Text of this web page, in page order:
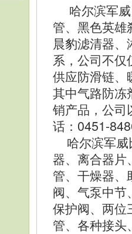
哈尔滨军
管、黑色英
晨豹滤清器
系，公司不
供应防滑链、
其中气路防冻
销产品，公司
话：0451-
哈尔滨军威
器、离合器
管、干燥器
阀、气泵中
保护阀、两位
管、各种接